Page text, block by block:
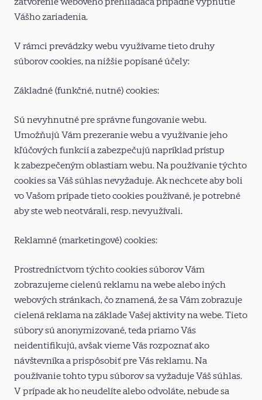
Vášho zariadenia.
V rámci prevádzky webu využívame tieto druhy
súborov cookies, na nižšie popísané účely:
Základné (funkčné, nutné) cookies:
Sú nevyhnutné pre správne fungovanie webu.
Umožňujú Vám prezeranie webu a využívanie jeho
kľúčových funkcií a zabezpečujú napríklad prístup
k zabezpečeným oblastiam webu. Na používanie týchto
cookies sa Váš súhlas nevyžaduje. Ak nechcete aby boli
vo Vašom prípade tieto cookies používané, je potrebné
aby ste web neotvárali, resp. nevyužívali.
Reklamné (marketingové) cookies:
Prostredníctvom týchto cookies súborov Vám
zobrazujeme cielenú reklamu na webe alebo iných
webových stránkach, čo znamená, že sa Vám zobrazuje
cielená reklama na základe Vašej aktivity na webe. Tieto
súbory sú anonymizované, teda priamo Vás
neidentifikujú, avšak vieme Vás rozpoznať ako
návštevníka a prispôsobiť pre Vás reklamu. Na
používanie tohto typu súborov sa vyžaduje Váš súhlas.
V prípade ak ho neudelíte alebo odvoláte, nebude sa